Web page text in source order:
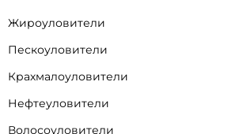
Жироуловители
Пескоуловители
Крахмалоуловители
Нефтеуловители
Волосоуловители